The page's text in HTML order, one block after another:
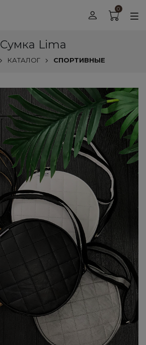
0
Сумка Lima
КАТАЛОГ СПОРТИВНЫЕ